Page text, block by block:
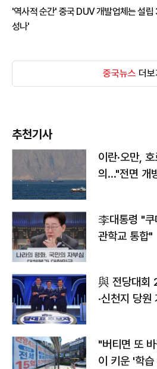
'역사적 순간' 중국 DUV 개발업체는 설립
성나'
중국뉴스 더보
추천기사
이란·오만,
의…"전면 개
李대통령 "쿠
관학교 통합"
與 전당대회
·신천지 당
"버티면 또
이 키운 '학습